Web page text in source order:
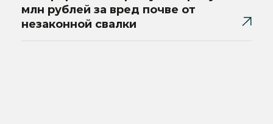
млн рублей за вред почве от
незаконной свалки